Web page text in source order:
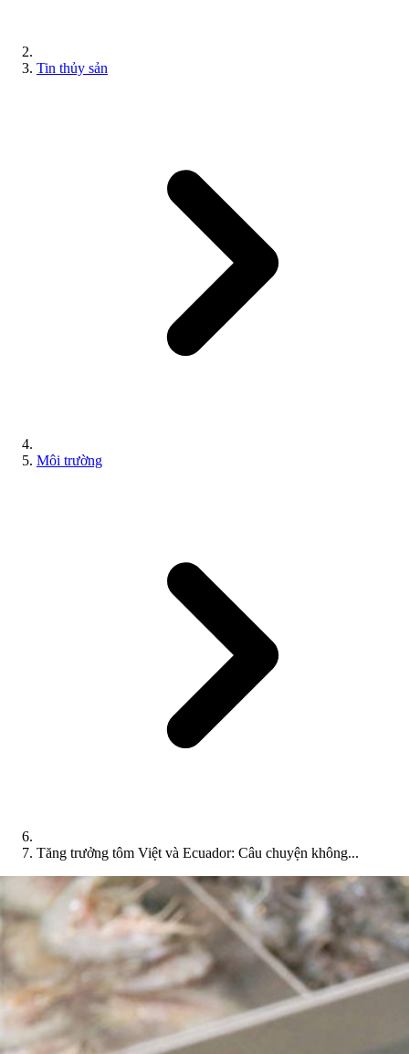
Tin thủy sản
Môi trường
Tăng trưởng tôm Việt và Ecuador: Câu chuyện không...